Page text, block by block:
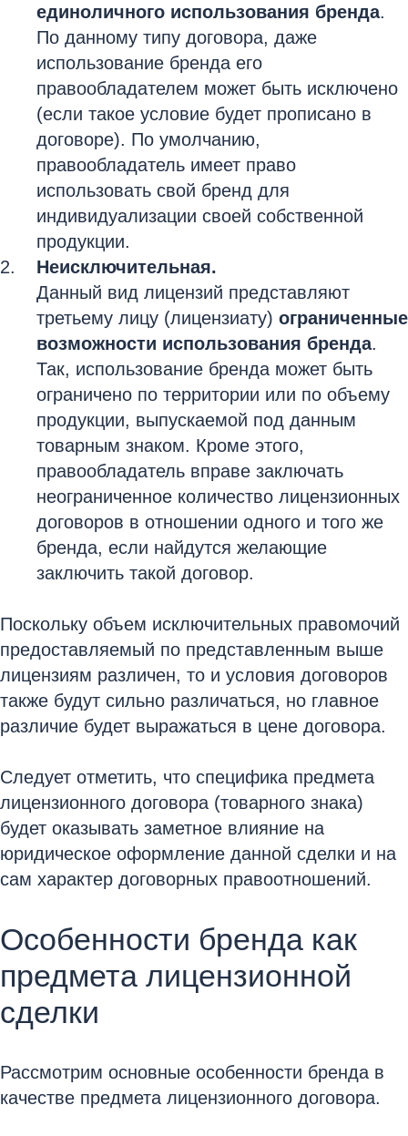
единоличного использования бренда.
По данному типу договора, даже
использование бренда его
правообладателем может быть исключено
(если такое условие будет прописано в
договоре). По умолчанию,
правообладатель имеет право
использовать свой бренд для
индивидуализации своей собственной
продукции.
Неисключительная.
Данный вид лицензий представляют
третьему лицу (лицензиату) ограниченные
возможности использования бренда.
Так, использование бренда может быть
ограничено по территории или по объему
продукции, выпускаемой под данным
товарным знаком. Кроме этого,
правообладатель вправе заключать
неограниченное количество лицензионных
договоров в отношении одного и того же
бренда, если найдутся желающие
заключить такой договор.
Поскольку объем исключительных правомочий
предоставляемый по представленным выше
лицензиям различен, то и условия договоров
также будут сильно различаться, но главное
различие будет выражаться в цене договора.
Следует отметить, что специфика предмета
лицензионного договора (товарного знака)
будет оказывать заметное влияние на
юридическое оформление данной сделки и на
сам характер договорных правоотношений.
Особенности бренда как
предмета лицензионной
сделки
Рассмотрим основные особенности бренда в
качестве предмета лицензионного договора.